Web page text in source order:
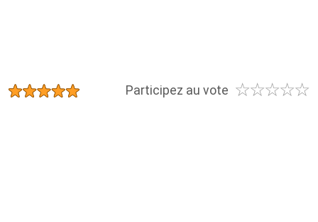
Participez au vote ☆☆☆☆☆
★★★★★